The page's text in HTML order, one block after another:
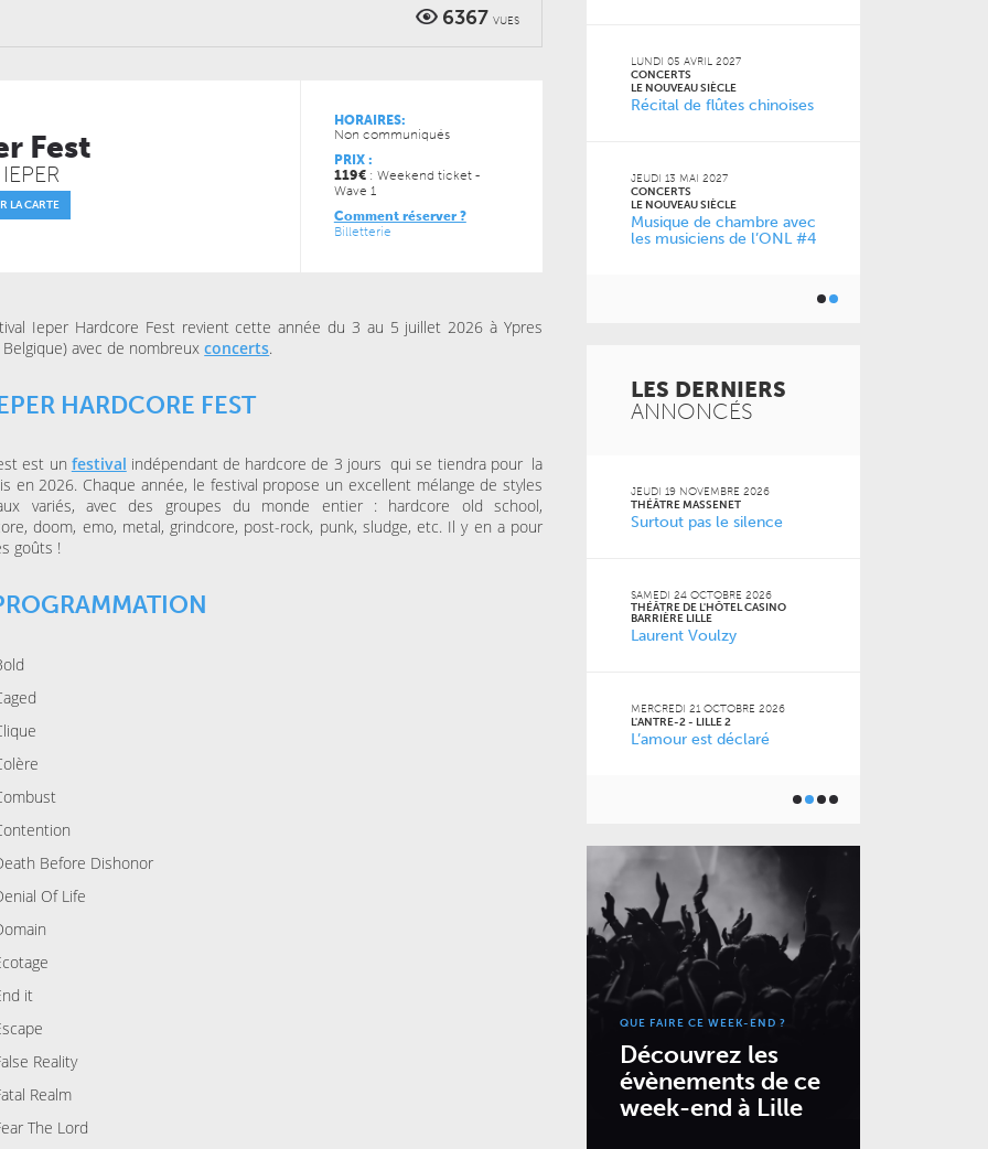
6367 VUES
Fest
LA CARTE
HORAIRES:
Non communiqués
PRIX :
119€ : Weekend ticket -
Wave 1
Comment réserver ?
Billetterie
Ieper Hardcore Fest revient cette année du 3 au 5 juillet 2026 à Ypres
Belgique) avec de nombreuxconcerts.
HARDCORE FEST
est un festival indépendant de hardcore de 3 jours qui se tiendra pour la
en 2026. Chaque année, le festival propose un excellent mélange de styles
variés, avec des groupes du monde entier : hardcore old school,
doom, emo, metal, grindcore, post-rock, punk, sludge, etc. Il y en a pour
goûts !
Before Dishonor
Of Life
it
Reality
Realm
The Lord
VENDREDI 11 DÉCEMBRE 2026
JEUDI 04 FÉVRIER 2027
CONCERTS
Just Play
LUNDI 05 AVRIL 2027
CONCERTS
LE NOUVEAU SIÈCLE
Récital de flûtes chinoises
JEUDI 13 MAI 2027
CONCERTS
LE NOUVEAU SIÈCLE
Musique de chambre avec
les musiciens de l’ONL #4
LES DERNIERS
ANNONCÉS
JEUDI 15 OCTOBRE 2026
MAISON FOLIE MOULINS
Le Syndrome du
Spaghetti de la Cie Lolium
VENDREDI 06 NOVEMBRE 2026
ESPACE AGORA (CENTRE
CULTUREL)
Là-bas, le voyage
JEUDI 19 NOVEMBRE 2026
THÉÂTRE MASSENET
Surtout pas le silence
SAMEDI 24 OCTOBRE 2026
THÉÂTRE DE L'HÔTEL CASINO
BARRIÈRE LILLE
Laurent Voulzy
MERCREDI 21 OCTOBRE 2026
L'ANTRE-2 - LILLE 2
L’amour est déclaré
QUE FAIRE CE WEEK-END ?
Découvrez les
évènements de ce
week-end à Lille